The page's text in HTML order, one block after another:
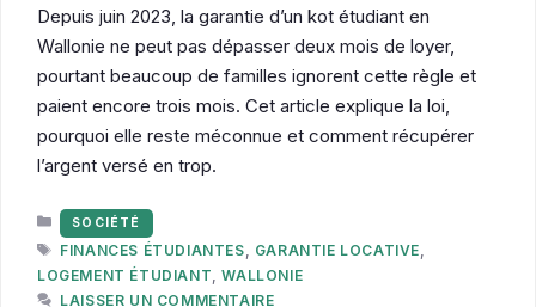
Depuis juin 2023, la garantie d’un kot étudiant en
Wallonie ne peut pas dépasser deux mois de loyer,
pourtant beaucoup de familles ignorent cette règle et
paient encore trois mois. Cet article explique la loi,
pourquoi elle reste méconnue et comment récupérer
l’argent versé en trop.
CATÉGORIES
SOCIÉTÉ
ÉTIQUETTES
FINANCES ÉTUDIANTES GARANTIE LOCATIVE
LOGEMENT ÉTUDIANT ,WALLONIE
LAISSER UN COMMENTAIRE